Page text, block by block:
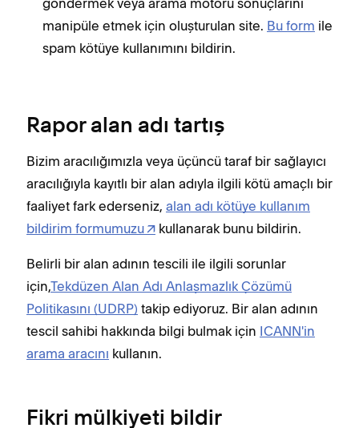
manipüle etmek için oluşturulan site. Bu form ile
spam kötüye kullanımını bildirin.
Rapor alan adı tartış
Bizim aracılığımızla veya üçüncü taraf bir sağlayıcı
aracılığıyla kayıtlı bir alan adıyla ilgili kötü amaçlı bir
faaliyet fark ederseniz, alan adı kötüye kullanım
bildirim formumuzu
kullanarak bunu bildirin.
Belirli bir alan adının tescili ile ilgili sorunlar
için,Tekdüzen Alan Adı Anlaşmazlık Çözümü
Politikasını (UDRP) takip ediyoruz. Bir alan adının
tescil sahibi hakkında bilgi bulmak için ICANN'in
arama aracını kullanın.
Fikri mülkiyeti bildir